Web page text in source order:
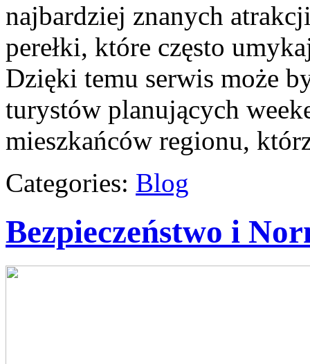
najbardziej znanych
perełki, które często
Dzięki temu serwis może
turystów planujących
mieszkańców regionu,
Categories: Blog
Bezpieczeństwo i